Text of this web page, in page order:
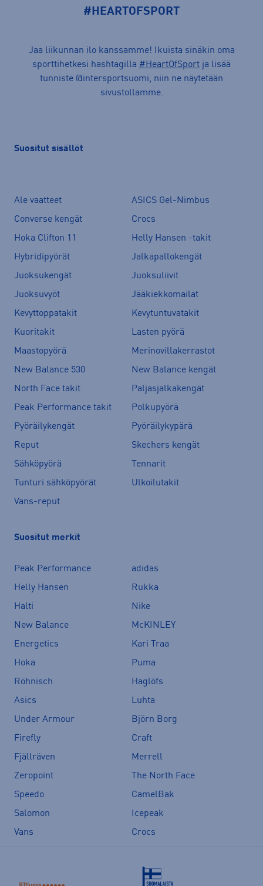
#HEARTOFSPORT
Jaa liikunnan ilo kanssamme! Ikuista sinäkin oma
sporttihetkesi hashtagilla #HeartOfSport ja lisää
tunniste @intersportsuomi, niin ne näytetään
sivustollamme.
Suositut sisällöt
Ale vaatteet
ASICS Gel-Nimbus
Converse kengät
Crocs
Hoka Clifton 11
Helly Hansen -takit
Hybridipyörät
Jalkapallokengät
Juoksukengät
Juoksuliivit
Juoksuvyöt
Jääkiekkomailat
Kevyttoppatakit
Kevytuntuvatakit
Kuoritakit
Lasten pyörä
Maastopyörä
Merinovillakerrastot
New Balance 530
New Balance kengät
North Face takit
Paljasjalkakengät
Peak Performance takit
Polkupyörä
Pyöräilykengät
Pyöräilykypärä
Reput
Skechers kengät
Sähköpyörä
Tennarit
Tunturi sähköpyörät
Ulkoilutakit
Vans-reput
Suositut merkit
Peak Performance
adidas
Helly Hansen
Rukka
Halti
Nike
New Balance
McKINLEY
Energetics
Kari Traa
Hoka
Puma
Röhnisch
Haglöfs
Asics
Luhta
Under Armour
Björn Borg
Firefly
Craft
Fjällräven
Merrell
Zeropoint
The North Face
Speedo
CamelBak
Salomon
Icepeak
Vans
Crocs